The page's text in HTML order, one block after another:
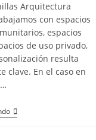
Arquitectura
con espacios
espacios
de uso privado,
resulta
clave. En el caso en